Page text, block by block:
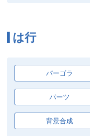
は行
パーゴラ
パーツ
背景合成